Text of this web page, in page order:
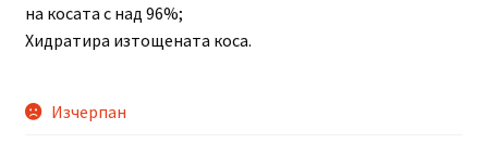
на косата с над 96%;
Хидратира изтощената коса.
Изчерпан